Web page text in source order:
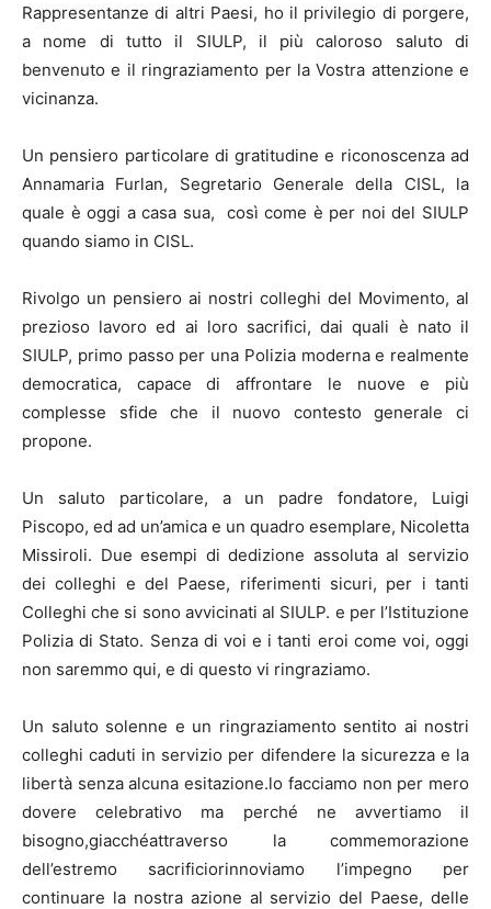
Rappresentanze di altri Paesi, ho il privilegio di porgere,
a nome di tutto il SIULP, il più caloroso saluto di
benvenuto e il ringraziamento per la Vostra attenzione e
vicinanza.
Un pensiero particolare di gratitudine e riconoscenza ad
Annamaria Furlan, Segretario Generale della CISL, la
quale è oggi a casa sua, così come è per noi del SIULP
quando siamo in CISL.
Rivolgo un pensiero ai nostri colleghi del Movimento, al
prezioso lavoro ed ai loro sacrifici, dai quali è nato il
SIULP, primo passo per una Polizia moderna e realmente
democratica, capace di affrontare le nuove e più
complesse sfide che il nuovo contesto generale ci
propone.
Un saluto particolare, a un padre fondatore, Luigi
Piscopo, ed ad un’amica e un quadro esemplare, Nicoletta
Missiroli. Due esempi di dedizione assoluta al servizio
dei colleghi e del Paese, riferimenti sicuri, per i tanti
Colleghi che si sono avvicinati al SIULP. e per l’Istituzione
Polizia di Stato. Senza di voi e i tanti eroi come voi, oggi
non saremmo qui, e di questo vi ringraziamo.
Un saluto solenne e un ringraziamento sentito ai nostri
colleghi caduti in servizio per difendere la sicurezza e la
libertà senza alcuna esitazione.lo facciamo non per mero
dovere celebrativo ma perché ne avvertiamo il
bisogno,giacchéattraverso la commemorazione
dell’estremo sacrificiorinnoviamo l’impegno per
continuare la nostra azione al servizio del Paese, delle